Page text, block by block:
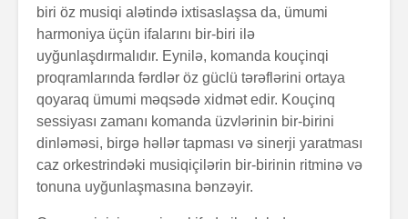
biri öz musiqi alətində ixtisaslaşsa da, ümumi
harmoniya üçün ifalarını bir-biri ilə
uyğunlaşdırmalıdır. Eynilə, komanda kouçinqi
proqramlarında fərdlər öz güclü tərəflərini ortaya
qoyaraq ümumi məqsədə xidmət edir. Kouçinq
sessiyası zamanı komanda üzvlərinin bir-birini
dinləməsi, birgə həllər tapması və sinerji yaratması
caz orkestrindəki musiqiçilərin bir-birinin ritminə və
tonuna uyğunlaşmasına bənzəyir.